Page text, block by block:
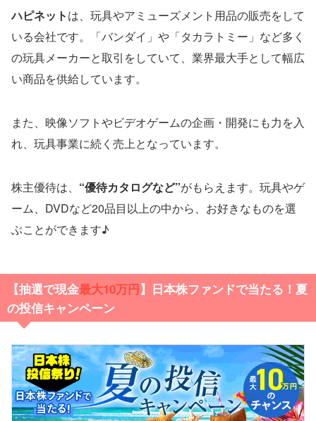
ハピネットは、玩具やアミューズメント用品の販売をして
いる会社です。「バンダイ」や「タカラトミー」など多く
の玩具メーカーと取引をしていて、業界最大手として幅広
い商品を供給しています。
また、映像ソフトやビデオゲームの企画・開発にも力を入
れ、玩具事業に続く売上となっています。
株主優待は、 “優待カタログなど”がもらえます。玩具やゲ
ーム、DVDなど20品目以上の中から、お好きなものを選
ぶことができます♪
【抽選で現金最大10万円】日本株ファンドで当たる！夏
の投信キャンペーン